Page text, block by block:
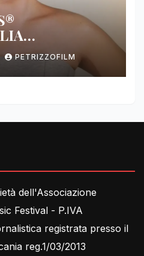
RETURNS
PETRIZZOFILM
dell'Associazione
Festival - P.IVA
registrata presso il
reg.1/03/2013